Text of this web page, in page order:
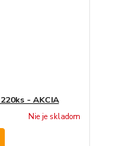
- AKCIA
Nie je skladom